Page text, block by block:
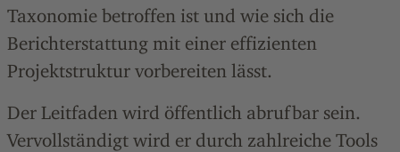
Taxonomie betroffen ist und wie sich die
Berichterstattung mit einer effizienten
Projektstruktur vorbereiten lässt.
Der Leitfaden wird öffentlich abrufbar sein.
Vervollständigt wird er durch zahlreiche Tools